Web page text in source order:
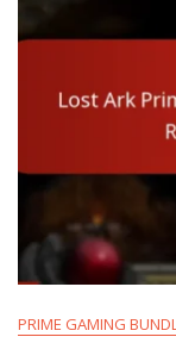
PRIME GAMING